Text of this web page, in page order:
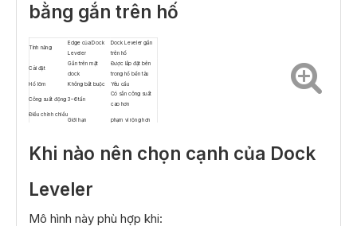
bằng gắn trên hố
Tính năng
Edge của Dock
Leveler
Dock Leveler gắn
trên hố
Cài đặt
Gắn trên mặt
dock
Được lắp đặt bên
trong hố bến tàu
Hố lõm
Không bắt buộc Yêu cầu
Công suất động 3–6 tấn
Có sẵn công suất
cao hơn
Điều chỉnh chiều
Giới hạn phạm vi rộng hơn
ngày
đến cao
Bằng tay hoặc
Thủy lực, cơ khí
Ứng dụng tốt
Bến cảng hiện tại
và không gian hạn
Khi nào nên chọn cạnh của Dock
Leveler
Mô hình này phù hợp khi: